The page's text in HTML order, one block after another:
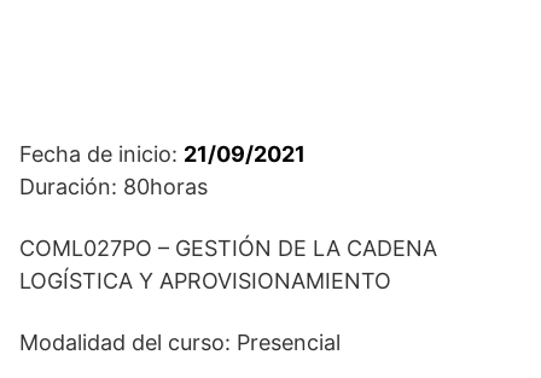
Fecha de inicio: 21/09/2021
Duración: 80horas
COML027PO – GESTIÓN DE LA CADENA
LOGÍSTICA Y APROVISIONAMIENTO
Modalidad del curso: Presencial